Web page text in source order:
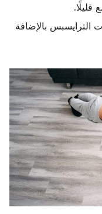
قليلًا.
الترايسبس بالإضافة